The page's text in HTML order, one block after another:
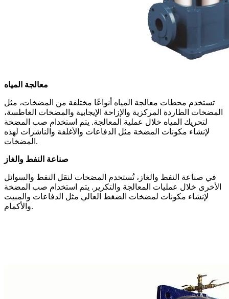
معالجة المياه
تستخدم محطات معالجة المياه أنواعًا مختلفة من المضخات، مثل
المضخات الطاردة المركزية والإزاحة الإيجابية والمضخات الغاطسة،
لتحريك المياه خلال عملية المعالجة. يتم استخدام صب المضخة
لإنشاء مكونات المضخة مثل الدفاعات والأغلفة والناشرات لهذه
المضخات.
صناعة النفط والغاز
في صناعة النفط والغاز، تُستخدم المضخات لنقل النفط والسوائل
الأخرى خلال عمليات المعالجة والتكرير. يتم استخدام صب المضخة
لإنشاء مكونات لمضخات الضغط العالي مثل الدفاعات والمبيت
والأكمام.